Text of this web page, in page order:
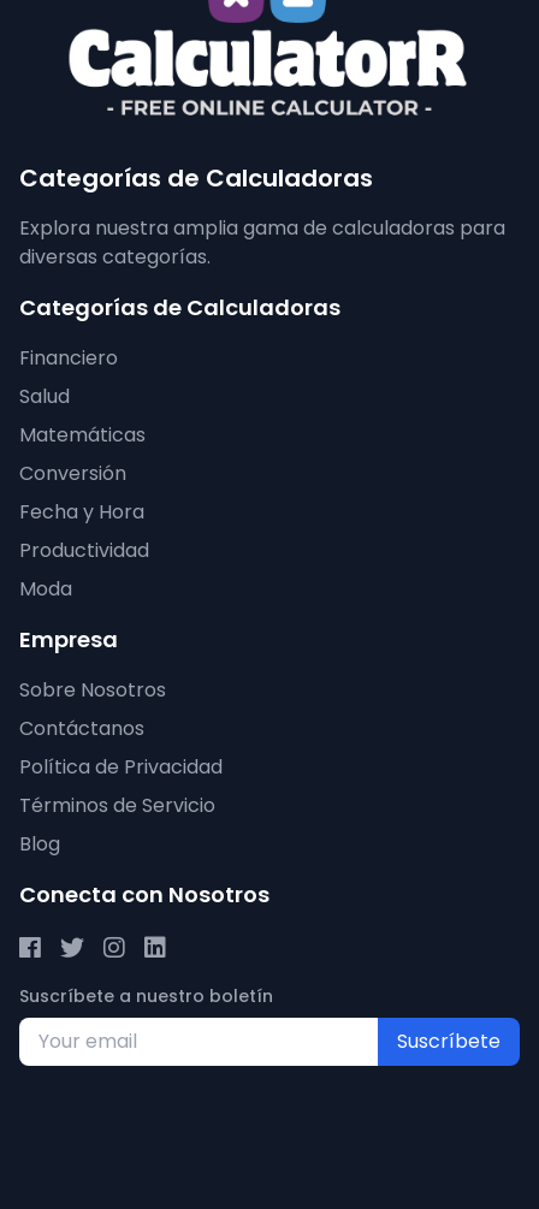
Categorías de Calculadoras
Explora nuestra amplia gama de calculadoras para
diversas categorías.
Categorías de Calculadoras
Financiero
Salud
Matemáticas
Conversión
Fecha y Hora
Productividad
Moda
Empresa
Sobre Nosotros
Contáctanos
Política de Privacidad
Términos de Servicio
Blog
Conecta con Nosotros
Suscríbete a nuestro boletín
Suscríbete